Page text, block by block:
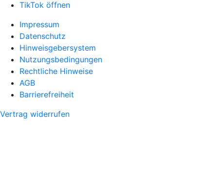
TikTok öffnen
Impressum
Datenschutz
Hinweisgebersystem
Nutzungsbedingungen
Rechtliche Hinweise
AGB
Barrierefreiheit
Vertrag widerrufen